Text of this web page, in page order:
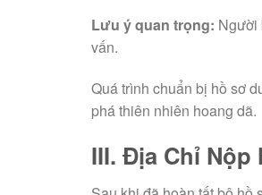
Lưu ý quan trọng: Người
vấn.
Quá trình chuẩn bị hồ sơ
phá thiên nhiên hoang dã.
III. Địa Chỉ Nộp